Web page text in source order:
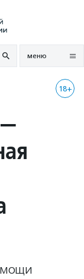
меню
18+